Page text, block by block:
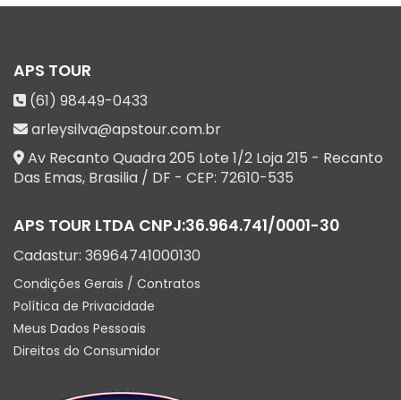
APS TOUR
(61) 98449-0433
arleysilva@apstour.com.br
Av Recanto Quadra 205 Lote 1/2 Loja 215 - Recanto
Das Emas, Brasilia / DF - CEP: 72610-535
APS TOUR LTDA CNPJ:36.964.741/0001-30
Cadastur: 36964741000130
Condições Gerais / Contratos
Política de Privacidade
Meus Dados Pessoais
Direitos do Consumidor